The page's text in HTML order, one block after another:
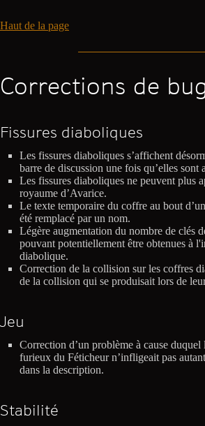
Haut de la page
Corrections de
Fissures diaboliques
Les fissures diaboliques s’affichent
barre de discussion une fois qu’elles sont
Les fissures diaboliques ne peuvent plus
royaume d’Avarice.
Le texte temporaire du coffre au bout
été remplacé par un nom.
Légère augmentation du nombre de clés
pouvant potentiellement être obtenues à
diabolique.
Correction de la collision sur les coffres
de la collision qui se produisait lors de
Jeu
Correction d’un problème à cause duquel
furieux du Féticheur n’infligeait pas
dans la description.
Stabilité